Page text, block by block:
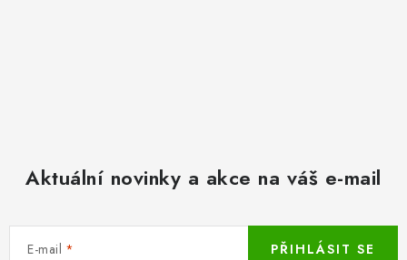
Aktuální novinky a akce na váš e-mail
E-mail PŘIHLÁSIT SE